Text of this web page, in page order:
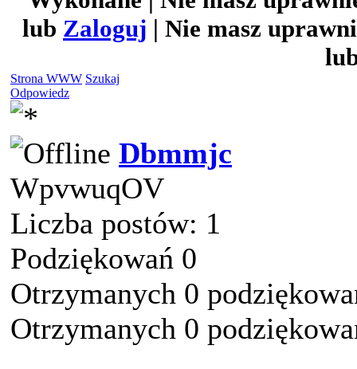
lub Zaloguj | Nie masz
Strona WWW Szukaj
Odpowiedz
Dbmmjc
WpvwuqOV
Liczba postów: 1
Podziękowań 0
Otrzymanych 0
Otrzymanych 0